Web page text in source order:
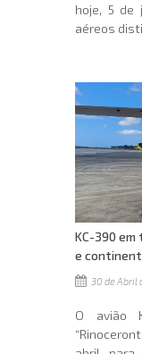
hoje, 5 de
aéreos
KC-390
e
30 de Abril
O avião